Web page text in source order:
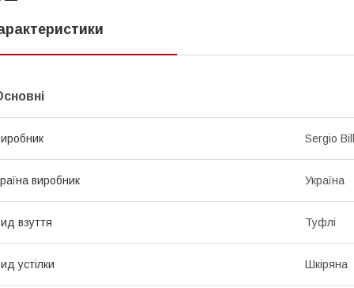
Sergio
виробник Україна
взуття Туфлі
устілки Шкіряна